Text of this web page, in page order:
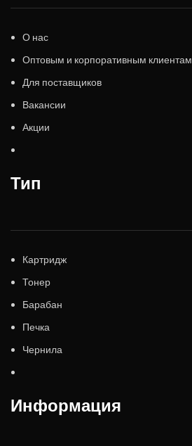
О нас
Оптовым и корпоративным клиентам
Для поставщиков
Вакансии
Акции
Тип
Картридж
Тонер
Барабан
Печка
Чернила
Информация